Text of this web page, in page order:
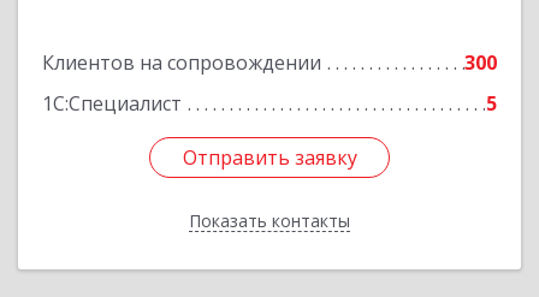
Клиентов на сопровождении
300
1С:Специалист
5
Отправить заявку
Показать контакты
Отправить заявку
Назад